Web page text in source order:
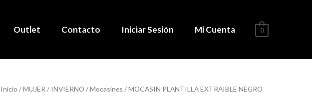
Outlet Contacto Iniciar Sesión Mi Cuenta 0
Inicio /MUJER / INVIERNO /Mocasines / MOCASIN PLANTILLA EXTRAIBLE NEGRO